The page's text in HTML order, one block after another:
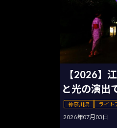
【2026】
と光の演出
神奈川県 ライト
2026年07月03日